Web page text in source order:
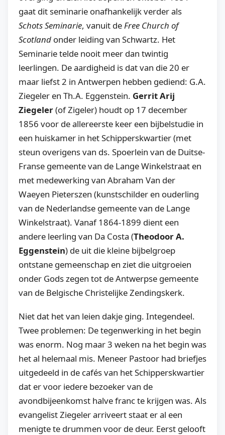
gaat dit seminarie onafhankelijk verder als
Schots Seminarie, vanuit de Free Church of
Scotland onder leiding van Schwartz. Het
Seminarie telde nooit meer dan twintig
leerlingen. De aardigheid is dat van die 20 er
maar liefst 2 in Antwerpen hebben gediend: G.A.
Ziegeler en Th.A. Eggenstein. Gerrit Arij
Ziegeler(of Zigeler) houdt op 17 december
1856 voor de allereerste keer een bijbelstudie in
een huiskamer in het Schipperskwartier (met
steun overigens van ds. Spoerlein van de Duitse-
Franse gemeente van de Lange Winkelstraat en
met medewerking van Abraham Van der
Waeyen Pieterszen (kunstschilder en ouderling
van de Nederlandse gemeente van de Lange
Winkelstraat). Vanaf 1864-1899 dient een
andere leerling van Da Costa (Theodoor A.
Eggenstein) de uit die kleine bijbelgroep
ontstane gemeenschap en ziet die uitgroeien
onder Gods zegen tot de Antwerpse gemeente
van de Belgische Christelijke Zendingskerk.
Niet dat het van leien dakje ging. Integendeel.
Twee problemen: De tegenwerking in het begin
was enorm. Nog maar 3 weken na het begin was
het al helemaal mis. Meneer Pastoor had briefjes
uitgedeeld in de cafés van het Schipperskwartier
dat er voor iedere bezoeker van de
avondbijeenkomst halve franc te krijgen was. Als
evangelist Ziegeler arriveert staat er al een
menigte te drummen voor de deur. Eerst gelooft